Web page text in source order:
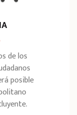
de los
posible